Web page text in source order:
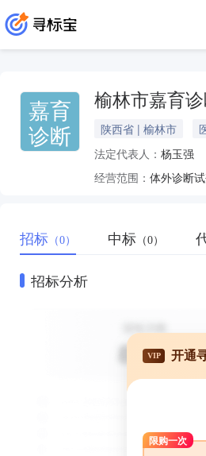
嘉育
诊断
榆林市嘉育
陕西省 | 榆林市
法定代表人： 杨玉强
经营范围： 体外诊断
招标 （0） 中标 （0）
招标分析
VIP 开通
限购一次